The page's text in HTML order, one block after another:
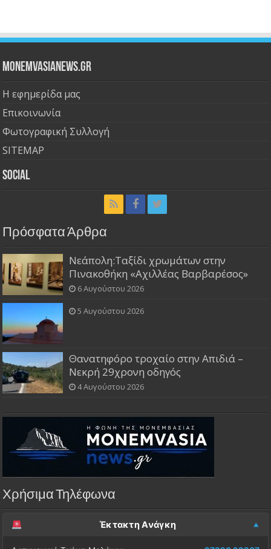
Monemvasianews.gr
Η εφημερίδα μας
Επικοινωνία
Φωτογραφική Συλλογή
SITEMAP
Social
Πρόσφατα Άρθρα
Νεάπολη:Ταξίδι χρωμάτων στην
Πινακοθήκη «Αχιλλέας Βαρβαρέσος»
6 Αυγούστου 2026
5 Αυγούστου 2026
Θανατηφόρο τροχαίο στην Απιδιά –
Νεκρή 29χρονη οδηγός
4 Αυγούστου 2026
Χρήσιμα Τηλέφωνα
Έκτακτη Ανάγκη